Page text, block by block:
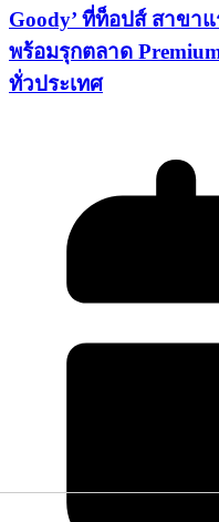
Goody’ ที่ท็อปส์ สาขา
พร้อมรุกตลาด
ทั่วประเทศ